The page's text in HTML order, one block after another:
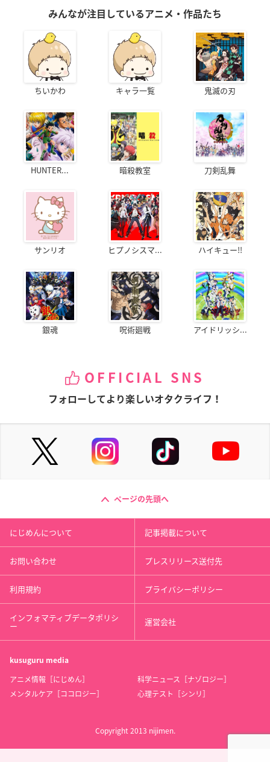
みんなが注目しているアニメ・作品たち
ちいかわ キャラ一覧 鬼滅の刃
HUNTER... 暗殺教室 刀剣乱舞
サンリオ ヒプノシスマ... ハイキュー!!
銀魂 呪術廻戦 アイドリッシ...
OFFICIAL SNS
フォローしてより楽しいオタクライフ！
ページの先頭へ
にじめんについて 記事掲載について
お問い合わせ プレスリリース送付先
利用規約 プライバシーポリシー
インフォマティブデータポリシ
ー 運営会社
kusuguru media
アニメ情報［にじめん］
科学ニュース［ナゾロジー］
メンタルケア［ココロジー］
心理テスト［シンリ］
Copyright 2013 nijimen.